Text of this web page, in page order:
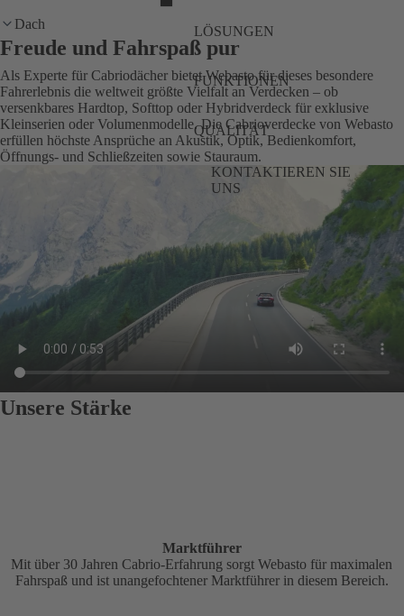
LÖSUNGEN
FUNKTIONEN
QUALITÄT
KONTAKTIEREN SIE
UNS
Dach
Freude und Fahrspaß pur
Als Experte für Cabriodächer bietet Webasto für dieses besondere
Fahrerlebnis die weltweit größte Vielfalt an Verdecken – ob
versenkbares Hardtop, Softtop oder Hybridverdeck für exklusive
Kleinserien oder Volumenmodelle. Die Cabrioverdecke von Webasto
erfüllen höchste Ansprüche an Akustik, Optik, Bedienkomfort,
Öffnungs- und Schließzeiten sowie Stauraum.
Unsere Stärke
Marktführer
Mit über 30 Jahren Cabrio-Erfahrung sorgt Webasto für maximalen
Fahrspaß und ist unangefochtener Marktführer in diesem Bereich.